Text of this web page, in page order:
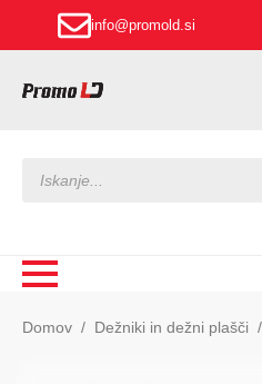
info@promold.si
search
Domov Dežniki in dežni plašči